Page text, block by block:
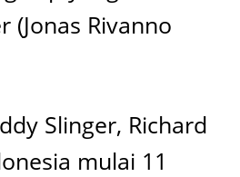
Rivanno
Slinger, Richard
mulai 11